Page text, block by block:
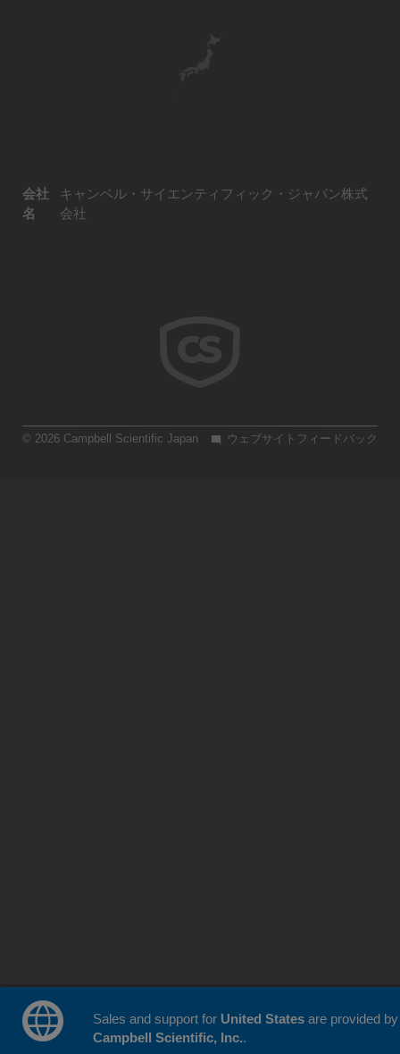
会社
名
キャンベル・サイエンティフィック・ジャパン株式
会社
ウェブサイトフィードバック
© 2026 Campbell Scientific Japan
Sales and support for United Statesare provided by
Campbell Scientific, Inc..